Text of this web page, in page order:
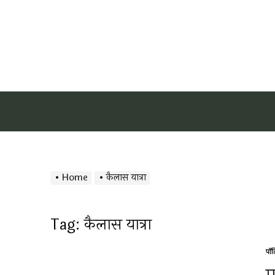
Home कैलास यात्रा
Tag:कैलास यात्रा